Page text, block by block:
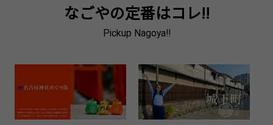
なごやの定番はコレ!!
Pickup Nagoya!!